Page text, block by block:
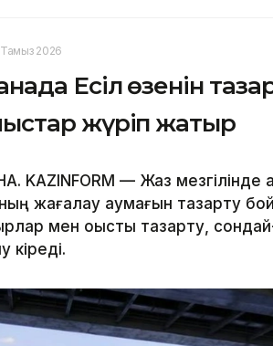
2026
Есіл өзенін
жүріп жатыр
KAZINFORM — Жаз мезгілінде
жағалау аумағын тазарту
мен қоқысты тазарту,
кіреді.